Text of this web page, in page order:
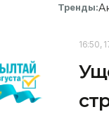
Тренды:
16:50,